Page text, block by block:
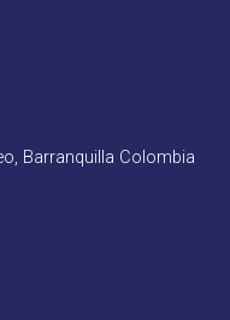
Barranquilla Colombia